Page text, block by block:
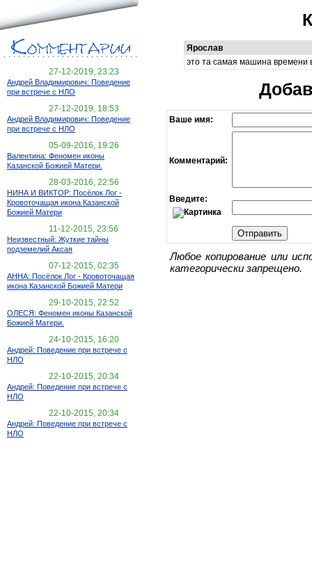
27-12-2019, 23:23
Андрей Владимирович: Поведение
при встрече с НЛО
27-12-2019, 18:53
Андрей Владимирович: Поведение
при встрече с НЛО
05-09-2016, 19:26
Валентина: Феномен иконы
Казанской Божией Матери.
28-03-2016, 22:56
НИНА И ВИКТОР: Посёлок Лог -
Кровоточащая икона Казанской
Божией Матери
11-12-2015, 23:56
Неизвестный: Жуткие тайны
подземелий Аксая
07-12-2015, 02:35
АННА: Посёлок Лог - Кровоточащая
икона Казанской Божией Матери
29-10-2015, 22:52
ОЛЕСЯ: Феномен иконы Казанской
Божией Матери.
24-10-2015, 16:20
Андрей: Поведение при встрече с
НЛО
22-10-2015, 20:34
Андрей: Поведение при встрече с
НЛО
22-10-2015, 20:34
Андрей: Поведение при встрече с
НЛО
Ярослав
это та самая машина времени
Ваше имя:
Комментарий:
Введите:
Любое копирование или
категорически запрещено.